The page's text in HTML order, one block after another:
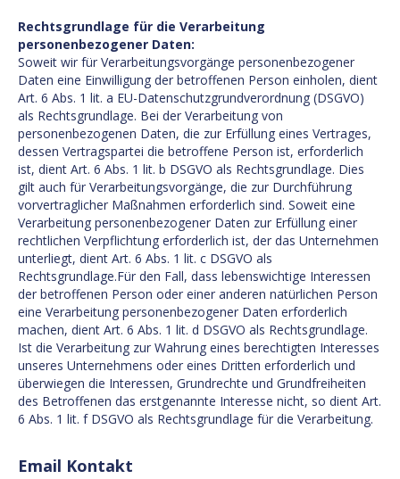
Rechtsgrundlage für die Verarbeitung
personenbezogener Daten:
Soweit wir für Verarbeitungsvorgänge personenbezogener
Daten eine Einwilligung der betroffenen Person einholen, dient
Art. 6 Abs. 1 lit. a EU-Datenschutzgrundverordnung (DSGVO)
als Rechtsgrundlage. Bei der Verarbeitung von
personenbezogenen Daten, die zur Erfüllung eines Vertrages,
dessen Vertragspartei die betroffene Person ist, erforderlich
ist, dient Art. 6 Abs. 1 lit. b DSGVO als Rechtsgrundlage. Dies
gilt auch für Verarbeitungsvorgänge, die zur Durchführung
vorvertraglicher Maßnahmen erforderlich sind. Soweit eine
Verarbeitung personenbezogener Daten zur Erfüllung einer
rechtlichen Verpflichtung erforderlich ist, der das Unternehmen
unterliegt, dient Art. 6 Abs. 1 lit. c DSGVO als
Rechtsgrundlage.Für den Fall, dass lebenswichtige Interessen
der betroffenen Person oder einer anderen natürlichen Person
eine Verarbeitung personenbezogener Daten erforderlich
machen, dient Art. 6 Abs. 1 lit. d DSGVO als Rechtsgrundlage.
Ist die Verarbeitung zur Wahrung eines berechtigten Interesses
unseres Unternehmens oder eines Dritten erforderlich und
überwiegen die Interessen, Grundrechte und Grundfreiheiten
des Betroffenen das erstgenannte Interesse nicht, so dient Art.
6 Abs. 1 lit. f DSGVO als Rechtsgrundlage für die Verarbeitung.
Email Kontakt